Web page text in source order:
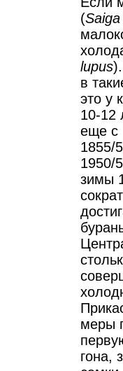
(
lupus
в
это у
10-12
еще с
1855/
1950/
зимы
меры
гона,